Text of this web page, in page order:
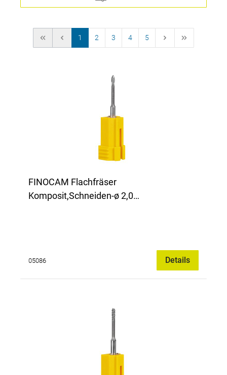
1 2 3 4 5
FINOCAM Flachfräser
Komposit,Schneiden-ø 2,0
05086 Details